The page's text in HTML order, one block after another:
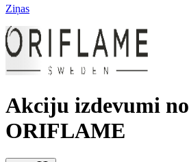
Ziņas
Akciju izdevumi no
ORIFLAME